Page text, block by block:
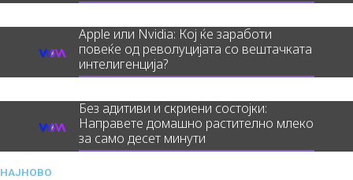
Apple или Nvidia: Кој ќе заработи
повеќе од револуцијата со вештачката
интелигенција?
Без адитиви и скриени состојки:
Направете домашно растително млеко
за само десет минути
НАЈНОВО